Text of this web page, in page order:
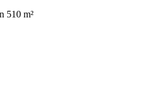
510 m²